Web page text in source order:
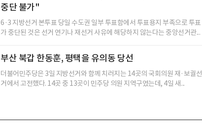
중단 불가"
6·3 지방선거 본투표 당일 수도권 일부 투표함에서 투표용지 부족으로 투표
가 중단된 것은 선거 연기나 재선거 사유에 해당하지 않는다는 중앙선거관...
부산 북갑 한동훈, 평택을 유의동 당선
더불어민주당은 3일 지방선거와 함께 치러지는 14곳의 국회의원 재·보궐선
거에서 고전했다. 14곳 중 13곳이 민주당 의원 지역구였는데, 4일 새...